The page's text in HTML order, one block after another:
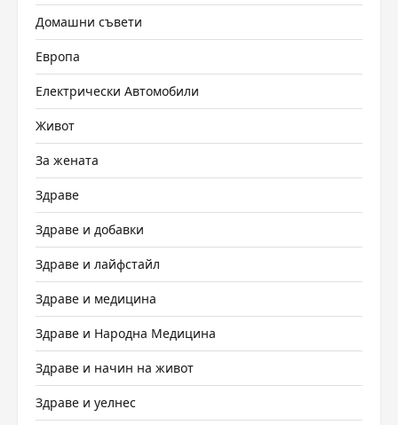
Домашни съвети
Европа
Електрически Автомобили
Живот
За жената
Здраве
Здраве и добавки
Здраве и лайфстайл
Здраве и медицина
Здраве и Народна Медицина
Здраве и начин на живот
Здраве и уелнес